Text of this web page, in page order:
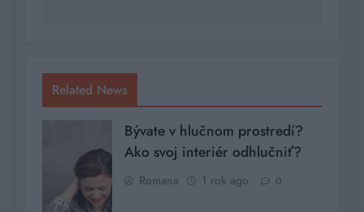
Related News
Bývate v hlučnom prostredí?
Ako svoj interiér odhlučniť?
Romana 1 rok ago 0